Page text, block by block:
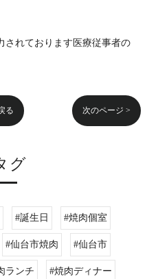
されております医療従事者の
る 次のページ >
グ
#誕生日 #焼肉個室
#仙台市焼肉 #仙台市
ランチ #焼肉ディナー